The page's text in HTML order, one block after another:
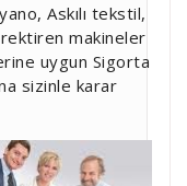
Askılı tekstil,
makineler
uygun Sigorta
sizinle karar